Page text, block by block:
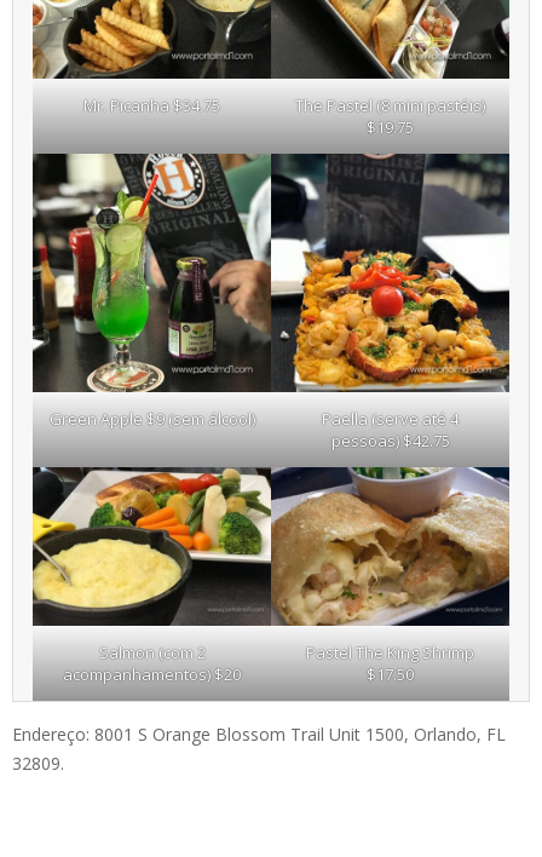
Mr. Picanha $34.75
The Pastel (8 mini pastéis)
$19.75
Green Apple $9 (sem álcool)
Paella (serve até 4
pessoas) $42.75
Salmon (com 2
acompanhamentos) $20
Pastel The King Shrimp
$17.50
Endereço: 8001 S Orange Blossom Trail Unit 1500, Orlando, FL
32809.